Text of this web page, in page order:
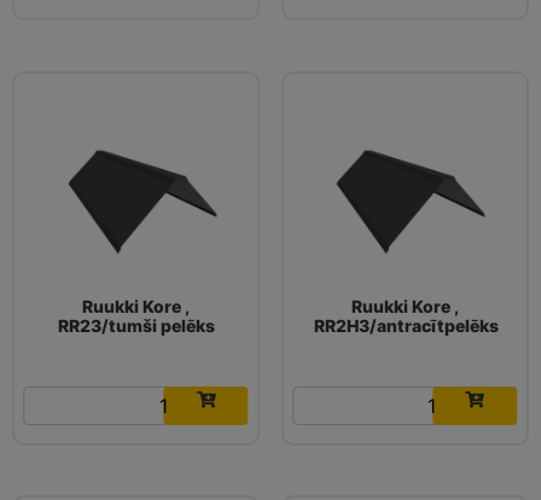
Ruukki Kore ,
RR23/tumši pelēks
16.03€
Ruukki Kore ,
RR2H3/antracītpelēks
16.03€